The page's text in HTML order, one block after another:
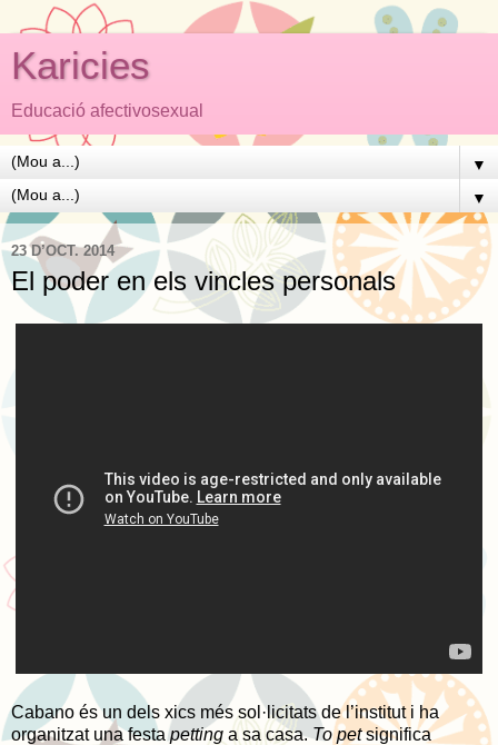
Karicies
Educació afectivosexual
▼
▼
23 D’OCT. 2014
El poder en els vincles personals
Cabano és un dels xics més sol·licitats de l’institut i ha
organitzat una festapetting a sa casa.To petsignifica